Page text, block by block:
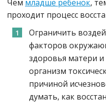
Чем младше ребенок,
проходит процесс
Ограничить
факторов
здоровья матери и
организм
причиной
думать, как